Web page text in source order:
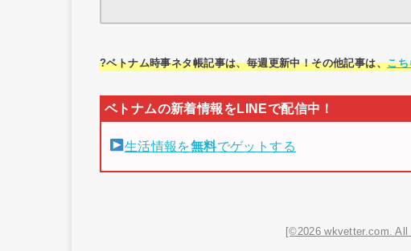
?ベトナム時事ネタ帳記事は、毎週更新中！その他記事は、こち
生活情報を無料でゲットする
[©2026 wkvetter.com. All